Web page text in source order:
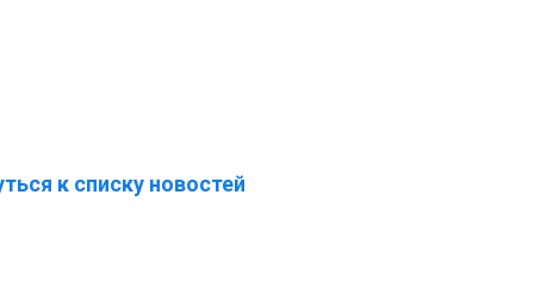
к списку новостей